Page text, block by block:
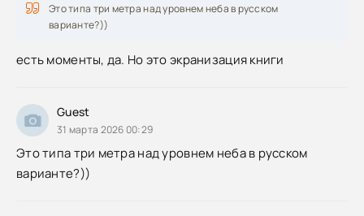
Это типа три метра над уровнем неба в русском
варианте?))
есть моменты, да. Но это экранизация книги
Guest
31 марта 2026 00:29
Это типа три метра над уровнем неба в русском
варианте?))